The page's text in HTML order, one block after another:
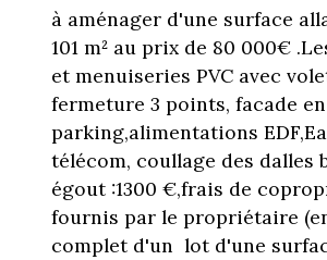
à aménager d'une surface
101 m² au prix de 80 000€
et menuiseries PVC avec
fermeture 3 points, facade
parking,alimentations
télécom, coullage des dalles
égout :1300 €,frais de
fournis par le propriétaire
complet d'un lot d'une